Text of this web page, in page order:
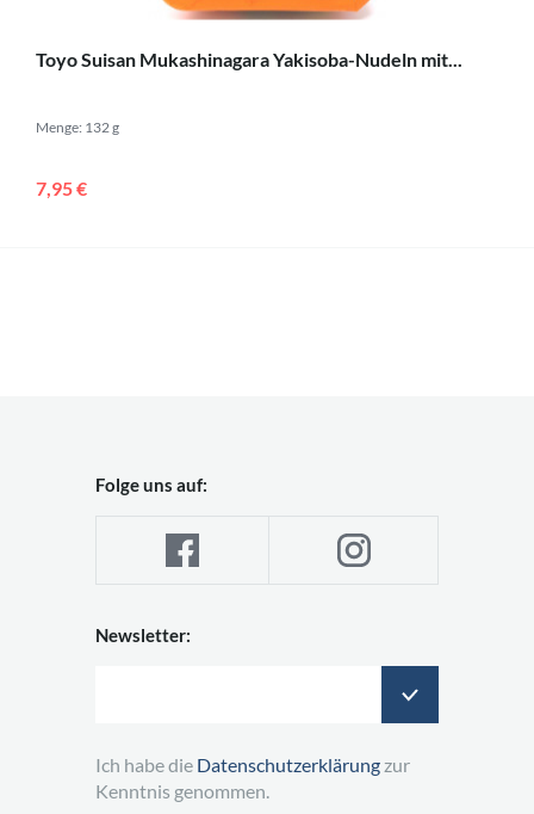
Toyo Suisan Mukashinagara Yakisoba-Nudeln mit...
Menge: 132 g
7,95 €
Folge uns auf:
Newsletter:
Ich habe die Datenschutzerklärung zur
Kenntnis genommen.